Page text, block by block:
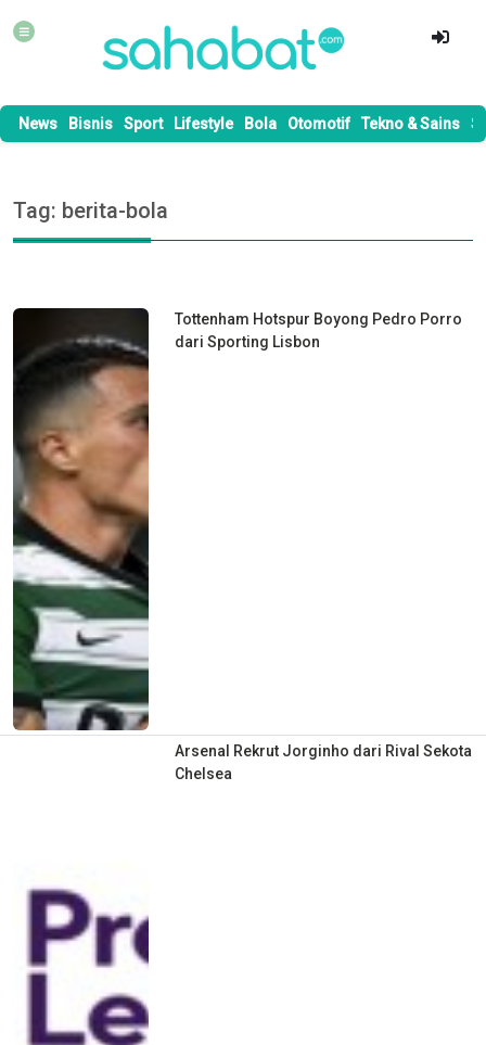
News Bisnis Sport Lifestyle Bola Otomotif Tekno & Sains
Tag: berita-bola
Tottenham Hotspur Boyong Pedro Porro
dari Sporting Lisbon
Arsenal Rekrut Jorginho dari Rival Sekota
Chelsea